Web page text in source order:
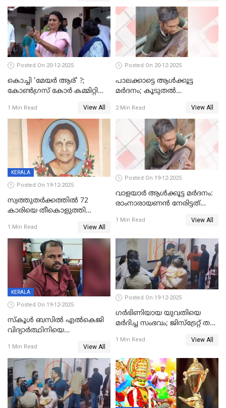
Posted On 20-12-2025
കൊച്ചി 'മേയർ ആര്' ?;
കോണ്‍ഗ്രസ് കോര്‍ കമ്മിറ്റി
1 Min Read View All
Posted On 20-12-2025
പാലക്കാട്ടെ ആള്‍ക്കൂട്ട
മര്‍ദനം; കൂടുതല്‍
അംഗ സംഘമെന്ന് വിവരം
2 Min Read View All
KERALA
Posted On 19-12-2025
സ്വത്തുതര്‍ക്കത്തില്‍ 72
കാരിയെ തീകൊളുത്തി
ക്രൂരകൊലപാതകത്തില്‍
സഹോദരിപുത്രന് ജീവപര്യന്തം
1 Min Read View All
Posted On 19-12-2025
വാളയാർ ആൾക്കൂട്ട മർദനം:
രാംനാരായണൻ നേരിട്ടത്
നാൽപ്പതിലേറെ
റിപ്പോർട്ട്
1 Min Read View All
KERALA
Posted On 19-12-2025
സ്കൂൾ ബസിൽ എൽകെജി
വിദ്യാര്‍ത്ഥിനിയെ
ക്ലീനര്‍ പിടിയിൽ
1 Min Read View All
Posted On 19-12-2025
ഗര്‍ഭിണിയായ യുവതിയെ
മര്‍ദിച്ച സംഭവം; ജിസ്‌ട്രേറ്റ് തല
യുവതി
1 Min Read View All